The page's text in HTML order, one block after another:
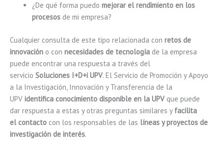
¿De qué forma puedo mejorar el rendimiento en los
procesos de mi empresa?
Cualquier consulta de este tipo relacionada con retos de
innovación o con necesidades de tecnología de la empresa
puede encontrar una respuesta a través del
servicio Soluciones I+D+i UPV. El Servicio de Promoción y Apoyo
a la Investigación, Innovación y Transferencia de la
UPV identifica conocimiento disponible en la UPV que puede
dar respuesta a estas y otras preguntas similares y facilita
el contacto con los responsables de las líneas y proyectos de
investigación de interés.